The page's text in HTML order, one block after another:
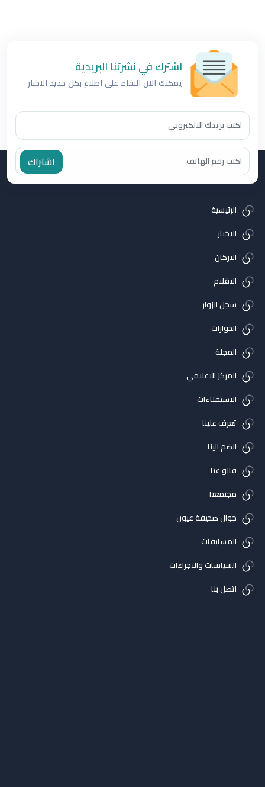
اشترك في نشرتنا البريدية
يمكنك الان البقاء علي اطلاع بكل جديد الاخبار
اشتراك
الرئيسية
الاخبار
الاركان
الاقلام
سجل الزوار
الحوارات
المجلة
المركز الاعلامي
الاستفتاءات
تعرف علينا
انضم الينا
قالو عنا
مجتمعنا
جوال صحيفة عيون
المسابقات
السياسات والاجراءات
اتصل بنا